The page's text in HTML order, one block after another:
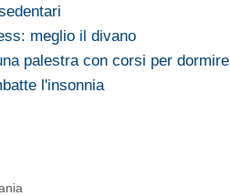
meglio il divano
palestra con corsi per dormire
l'insonnia